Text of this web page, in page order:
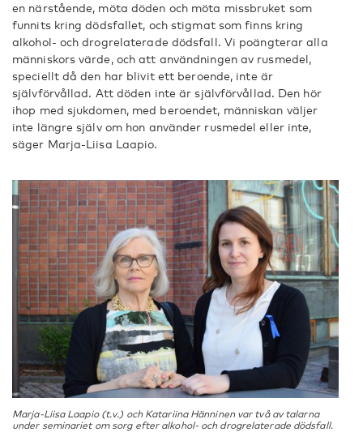
en närstående, möta döden och möta missbruket som
funnits kring dödsfallet, och stigmat som finns kring
alkohol- och drogrelaterade dödsfall. Vi poängterar alla
människors värde, och att användningen av rusmedel,
speciellt då den har blivit ett beroende, inte är
självförvållad. Att döden inte är självförvållad. Den hör
ihop med sjukdomen, med beroendet, människan väljer
inte längre själv om hon använder rusmedel eller inte,
säger Marja-Liisa Laapio.
Marja-Liisa Laapio (t.v.) och Katariina Hänninen var två av talarna
under seminariet om sorg efter alkohol- och drogrelaterade dödsfall.